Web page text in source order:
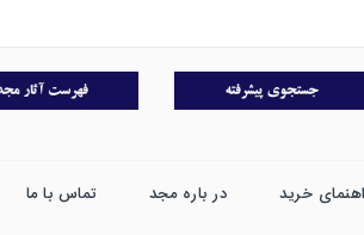
خرید در باره مجد تماس با ما